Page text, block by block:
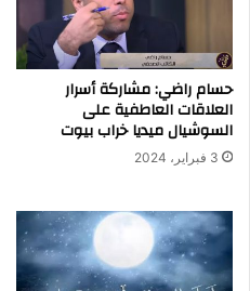
حسام راضي: مشاركة أسرار
العلاقات العاطفية على
السوشيال ميديا خراب بيوت
3 فبراير، 2024